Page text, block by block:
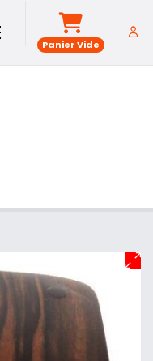
Panier Vide